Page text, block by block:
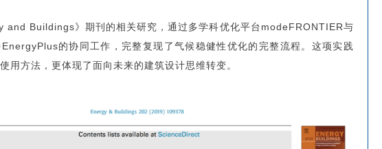
and Buildings》期刊的相关研究，通过多学科优化平台modeFRONTIER与
的协同工作，完整复现了气候稳健性优化的完整流程。这项实践
用方法，更体现了面向未来的建筑设计思维转变。